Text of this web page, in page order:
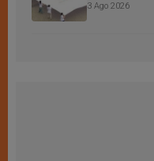
3 Ago 2026